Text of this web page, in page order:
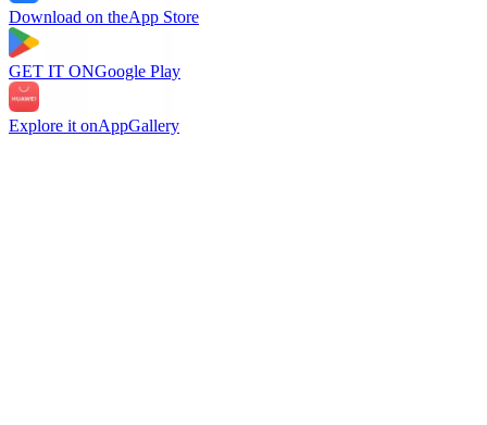
Download on theApp Store
GET IT ONGoogle Play
Explore it onAppGallery